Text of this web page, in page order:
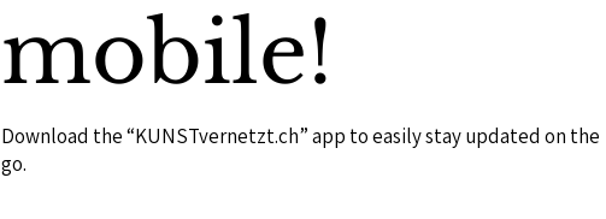
mobile!
Download the “KUNSTvernetzt.ch” app to easily stay updated on the
go.